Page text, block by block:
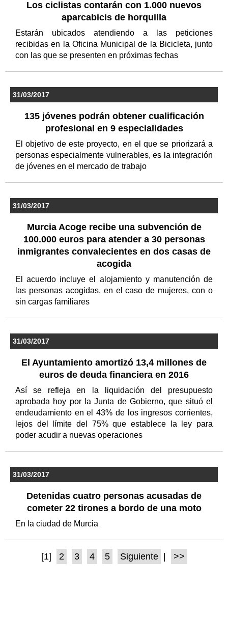
Los ciclistas contarán con 1.000 nuevos
aparcabicis de horquilla
Estarán ubicados atendiendo a las peticiones
recibidas en la Oficina Municipal de la Bicicleta, junto
con las que se presenten en próximas fechas
31/03/2017
135 jóvenes podrán obtener cualificación
profesional en 9 especialidades
El objetivo de este proyecto, en el que se priorizará a
personas especialmente vulnerables, es la integración
de jóvenes en el mercado de trabajo
31/03/2017
Murcia Acoge recibe una subvención de
100.000 euros para atender a 30 personas
inmigrantes convalecientes en dos casas de
acogida
El acuerdo incluye el alojamiento y manutención de
las personas acogidas, en el caso de mujeres, con o
sin cargas familiares
31/03/2017
El Ayuntamiento amortizó 13,4 millones de
euros de deuda financiera en 2016
Así se refleja en la liquidación del presupuesto
aprobada hoy por la Junta de Gobierno, que situó el
endeudamiento en el 43% de los ingresos corrientes,
lejos del límite del 75% que establece la ley para
poder acudir a nuevas operaciones
31/03/2017
Detenidas cuatro personas acusadas de
cometer 22 tirones a bordo de una moto
En la ciudad de Murcia
[1] 2 3 4 5 Siguiente >>